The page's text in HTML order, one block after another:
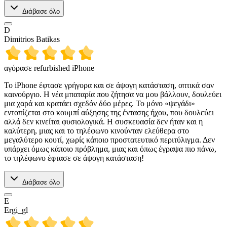
Διάβασε όλο
D
Dimitrios Batikas
αγόρασε refurbished iPhone
Το iPhone έφτασε γρήγορα και σε άψογη κατάσταση, οπτικά σαν
καινούργιο. Η νέα μπαταρία που ζήτησα να μου βάλλουν, δουλεύει
μια χαρά και κρατάει σχεδόν δύο μέρες. Το μόνο «ψεγάδι»
εντοπίζεται στο κουμπί αύξησης της έντασης ήχου, που δουλεύει
αλλά δεν κινείται φυσιολογικά. Η συσκευασία δεν ήταν και η
καλύτερη, μιας και το τηλέφωνο κινούνταν ελεύθερα στο
μεγαλύτερο κουτί, χωρίς κάποιο προστατευτικό περιτύλιγμα. Δεν
υπάρχει όμως κάποιο πρόβλημα, μιας και όπως έγραψα πιο πάνω,
το τηλέφωνο έφτασε σε άψογη κατάσταση!
Διάβασε όλο
E
Ergi_gl